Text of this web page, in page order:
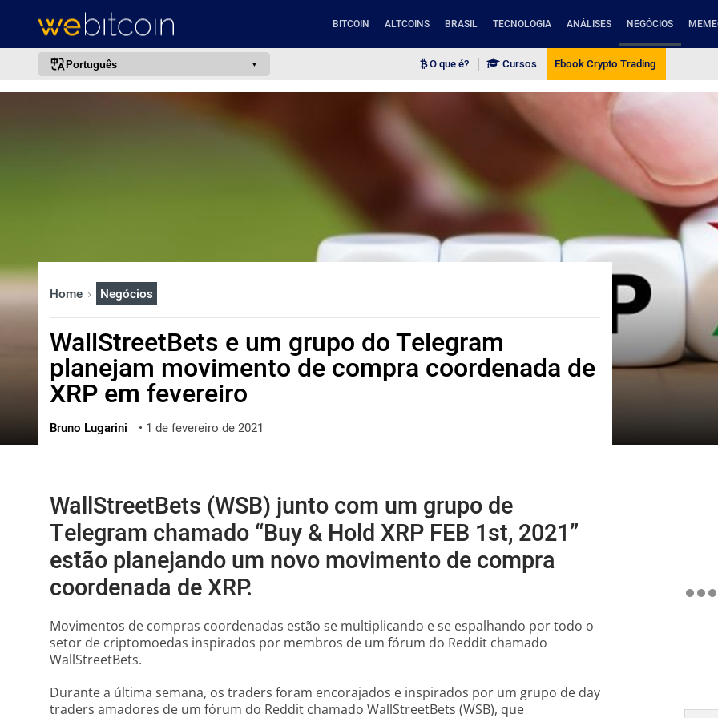
BITCOIN ALTCOINS BRASIL TECNOLOGIA ANÁLISES NEGÓCIOS
Português
русский
한국어
العربية
ไทย
ქართული
O que é? Cursos Ebook Crypto Trading
Home Negócios
WallStreetBets e um grupo do Telegram
planejam movimento de compra coordenada de
XRP em fevereiro
Bruno Lugarini • 1 de fevereiro de 2021
WallStreetBets (WSB) junto com um grupo de
Telegram chamado “Buy & Hold XRP FEB 1st, 2021”
estão planejando um novo movimento de compra
coordenada de XRP.
Movimentos de compras coordenadas estão se multiplicando e se espalhando por todo o
setor de criptomoedas inspirados por membros de um fórum do Reddit chamado
WallStreetBets.
Durante a última semana, os traders foram encorajados e inspirados por um grupo de day
traders amadores de um fórum do Reddit chamado WallStreetBets (WSB), que